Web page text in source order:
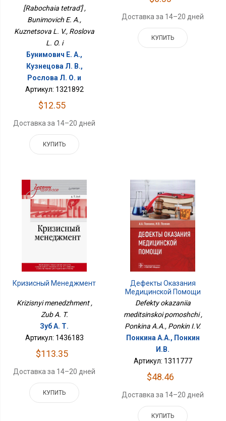
[Rabochaia tetrad'] ,
Bunimovich E. A.,
Kuznetsova L. V., Roslova
L. O. i
Бунимович Е. А.,
Кузнецова Л. В.,
Рослова Л. О. и
Артикул: 1321892
$12.55
Доставка за 14–20 дней
КУПИТЬ
Доставка за 14–20 дней
КУПИТЬ
Кризисный Менеджмент
Krizisnyi menedzhment ,
Zub A. T.
Зуб А. Т.
Артикул: 1436183
$113.35
Доставка за 14–20 дней
КУПИТЬ
Дефекты Оказания
Медицинской Помощи
Defekty okazaniia
meditsinskoi pomoshchi ,
Ponkina A.A., Ponkin I.V.
Понкина А.А., Понкин
И.В.
Артикул: 1311777
$48.46
Доставка за 14–20 дней
КУПИТЬ